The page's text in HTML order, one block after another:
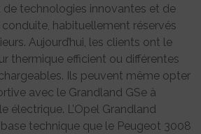
technologies innovantes et de
conduite, habituellement réservés
Aujourd’hui, les clients ont le
thermique efficient ou différentes
Ils peuvent même opter
avec le Grandland GSe à
électrique. L’Opel Grandland
technique que le Peugeot 3008